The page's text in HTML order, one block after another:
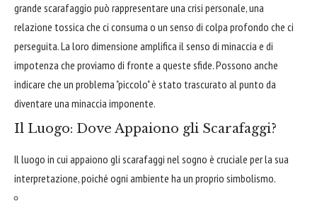
grande scarafaggio può rappresentare una crisi personale, una
relazione tossica che ci consuma o un senso di colpa profondo che ci
perseguita. La loro dimensione amplifica il senso di minaccia e di
impotenza che proviamo di fronte a queste sfide. Possono anche
indicare che un problema "piccolo" è stato trascurato al punto da
diventare una minaccia imponente.
Il Luogo: Dove Appaiono gli Scarafaggi?
Il luogo in cui appaiono gli scarafaggi nel sogno è cruciale per la sua
interpretazione, poiché ogni ambiente ha un proprio simbolismo.